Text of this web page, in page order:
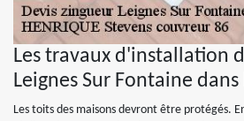
Les travaux d'installation
Leignes Sur Fontaine
Les toits des maisons devront être protégés.